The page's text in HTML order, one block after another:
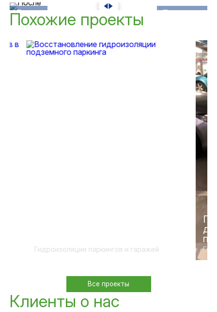
До После
Похожие проекты
Гидроизоляция паркингов и гаражей
Все проекты
Клиенты о нас